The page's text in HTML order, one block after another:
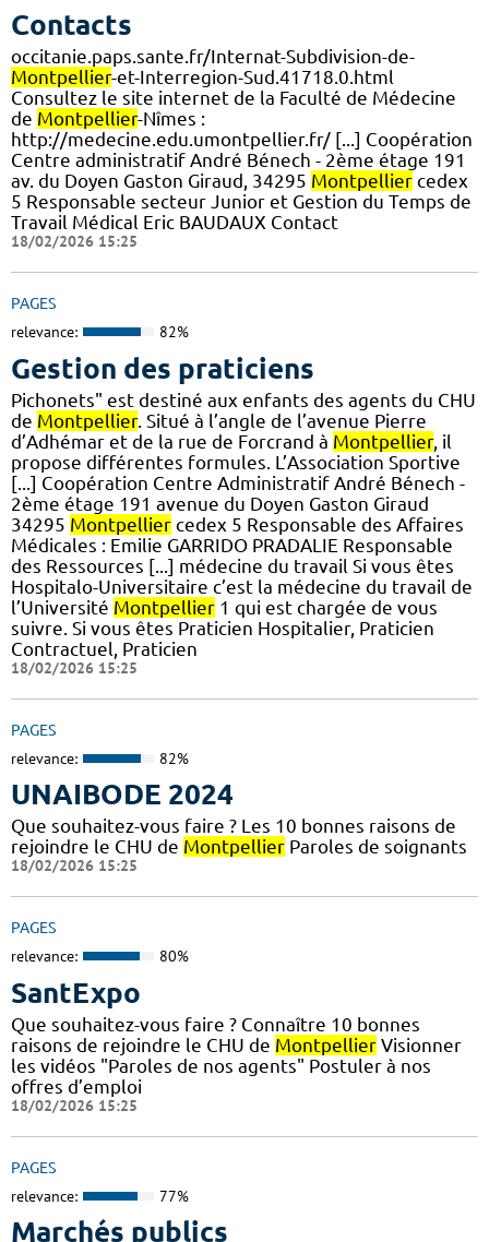
Contacts
occitanie.paps.sante.fr/Internat-Subdivision-de-
Montpellier-et-Interregion-Sud.41718.0.html
Consultez le site internet de la Faculté de Médecine
de Montpellier-Nîmes :
http://medecine.edu.umontpellier.fr/ [...] Coopération
Centre administratif André Bénech - 2ème étage 191
av. du Doyen Gaston Giraud, 34295 Montpellier cedex
5 Responsable secteur Junior et Gestion du Temps de
Travail Médical Eric BAUDAUX Contact
18/02/2026 15:25
PAGES
relevance: 82%
Gestion des praticiens
Pichonets" est destiné aux enfants des agents du CHU
de Montpellier. Situé à l’angle de l’avenue Pierre
d’Adhémar et de la rue de Forcrand à Montpellier, il
propose différentes formules. L’Association Sportive
[...] Coopération Centre Administratif André Bénech -
2ème étage 191 avenue du Doyen Gaston Giraud
34295 Montpellier cedex 5 Responsable des Affaires
Médicales : Emilie GARRIDO PRADALIE Responsable
des Ressources [...] médecine du travail Si vous êtes
Hospitalo-Universitaire c’est la médecine du travail de
l’Université Montpellier 1 qui est chargée de vous
suivre. Si vous êtes Praticien Hospitalier, Praticien
Contractuel, Praticien
18/02/2026 15:25
PAGES
relevance: 82%
UNAIBODE 2024
Que souhaitez-vous faire ? Les 10 bonnes raisons de
rejoindre le CHU de Montpellier Paroles de soignants
18/02/2026 15:25
PAGES
relevance: 80%
SantExpo
Que souhaitez-vous faire ? Connaître 10 bonnes
raisons de rejoindre le CHU de Montpellier Visionner
les vidéos "Paroles de nos agents" Postuler à nos
offres d’emploi
18/02/2026 15:25
PAGES
relevance: 77%
Marchés publics